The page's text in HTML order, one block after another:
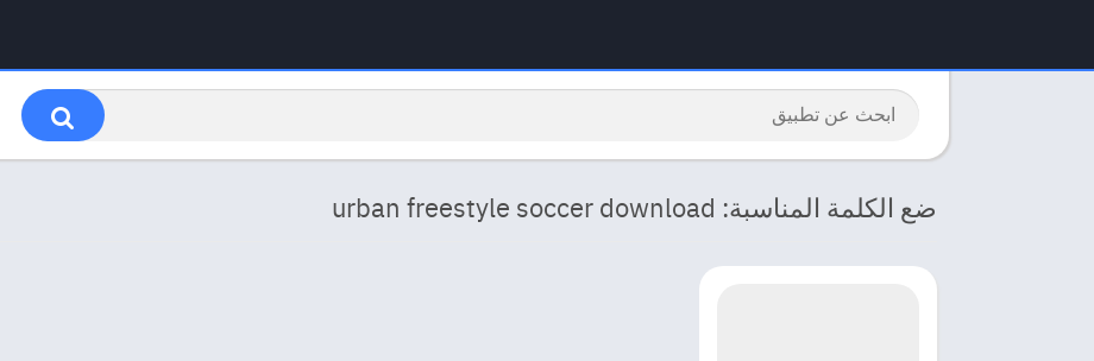
ضع الكلمة المناسبة: urban freestyle soccer download